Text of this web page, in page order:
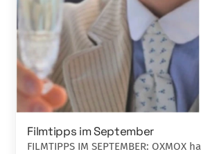
Filmtipps im September
FILMTIPPS IM SEPTEMBER: OXMOX